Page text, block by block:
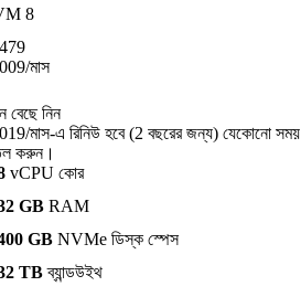
8
/মাস
বেছে নিন
মাস-এ রিনিউ হবে (2 বছরের জন্য) যেকোনো সময়
করুন।
vCPU কোর
GB RAM
GB NVMe ডিস্ক স্পেস
TBব্যান্ডউইথ